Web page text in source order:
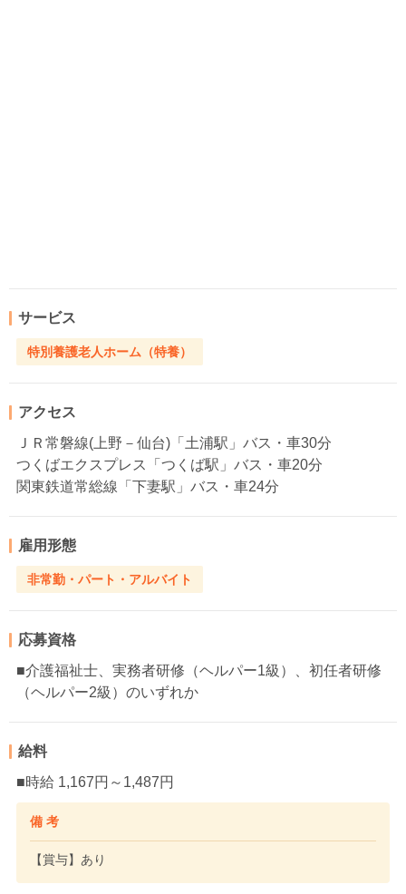
サービス
特別養護老人ホーム（特養）
アクセス
ＪＲ常磐線(上野－仙台)「土浦駅」バス・車30分
つくばエクスプレス「つくば駅」バス・車20分
関東鉄道常総線「下妻駅」バス・車24分
雇用形態
非常勤・パート・アルバイト
応募資格
■介護福祉士、実務者研修（ヘルパー1級）、初任者研修
（ヘルパー2級）のいずれか
給料
■時給 1,167円～1,487円
備 考
【賞与】あり